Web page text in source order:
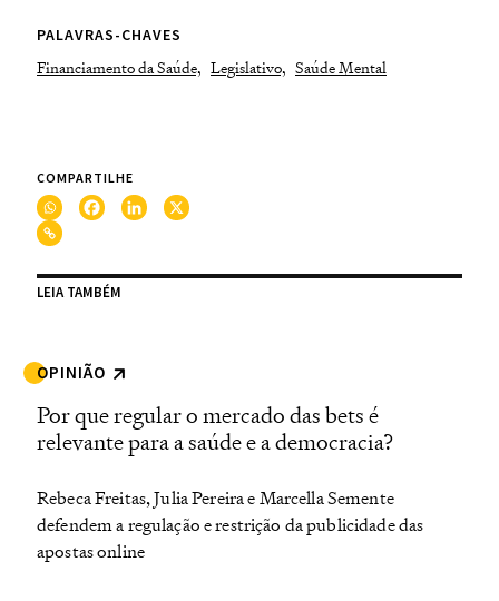
PALAVRAS-CHAVES
Financiamento da Saúde, Legislativo, Saúde Mental
COMPARTILHE
LEIA TAMBÉM
OPINIÃO
Por que regular o mercado das bets é
relevante para a saúde e a democracia?
Rebeca Freitas, Julia Pereira e Marcella Semente
defendem a regulação e restrição da publicidade das
apostas online